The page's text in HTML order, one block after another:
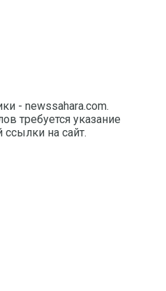
- newssahara.com.
требуется указание
на сайт.